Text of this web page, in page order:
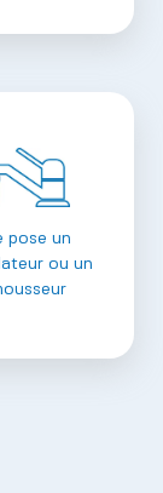
pose un
ou un